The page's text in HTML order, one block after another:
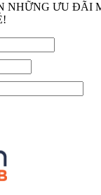
NHỮNG ƯU ĐÃI